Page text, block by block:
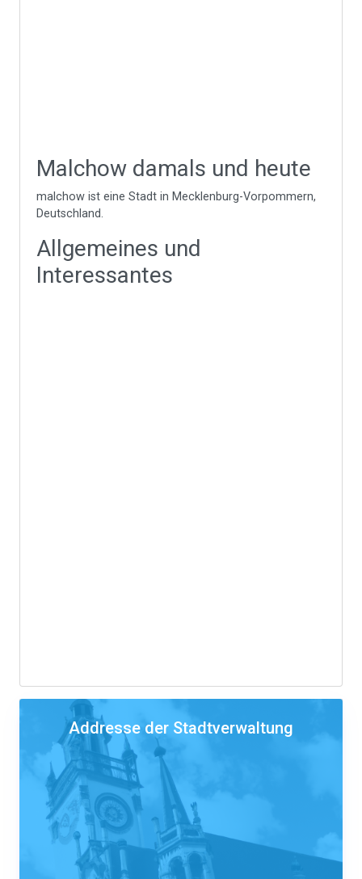
Malchow damals und heute
malchow ist eine Stadt in Mecklenburg-Vorpommern,
Deutschland.
Allgemeines und
Interessantes
Addresse der Stadtverwaltung